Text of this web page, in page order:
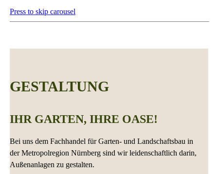
Press to skip carousel
GESTALTUNG
IHR GARTEN, IHRE OASE!
Bei uns dem Fachhandel für Garten- und Landschaftsbau in
der Metropolregion Nürnberg sind wir leidenschaftlich darin,
Außenanlagen zu gestalten.